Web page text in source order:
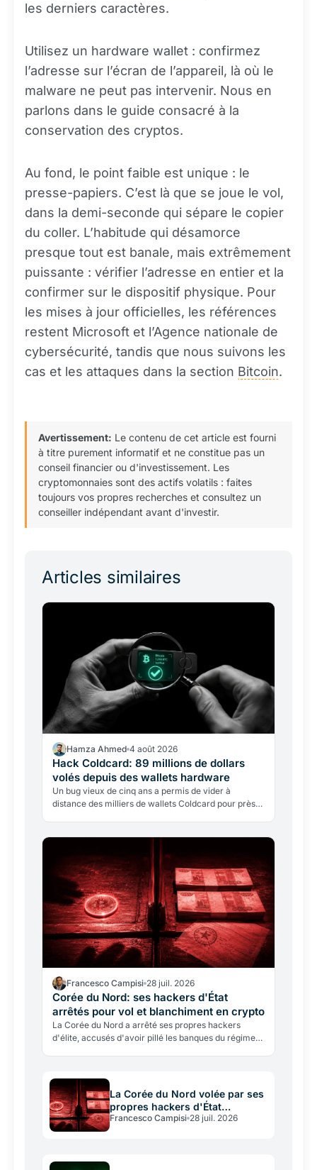
les derniers caractères.
Utilisez un hardware wallet : confirmez
l’adresse sur l’écran de l’appareil, là où le
malware ne peut pas intervenir. Nous en
parlons dans le guide consacré à la
conservation des cryptos.
Au fond, le point faible est unique : le
presse-papiers. C’est là que se joue le vol,
dans la demi-seconde qui sépare le copier
du coller. L’habitude qui désamorce
presque tout est banale, mais extrêmement
puissante : vérifier l’adresse en entier et la
confirmer sur le dispositif physique. Pour
les mises à jour officielles, les références
restent Microsoft et l’Agence nationale de
cybersécurité, tandis que nous suivons les
cas et les attaques dans la section Bitcoin.
Avertissement: Le contenu de cet article est fourni
à titre purement informatif et ne constitue pas un
conseil financier ou d'investissement. Les
cryptomonnaies sont des actifs volatils : faites
toujours vos propres recherches et consultez un
conseiller indépendant avant d'investir.
Articles similaires
Hamza Ahmed 4 août 2026
Hack Coldcard: 89 millions de dollars
volés depuis des wallets hardware
Un bug vieux de cinq ans a permis de vider à
distance des milliers de wallets Coldcard pour près
Francesco Campisi 28 juil. 2026
Corée du Nord: ses hackers d'État
arrêtés pour vol et blanchiment en crypto
La Corée du Nord a arrêté ses propres hackers
d'élite, accusés d'avoir pillé les banques du régime
La Corée du Nord volée par ses
propres hackers d'État
recyclant en crypto
Francesco Campisi 28 juil. 2026